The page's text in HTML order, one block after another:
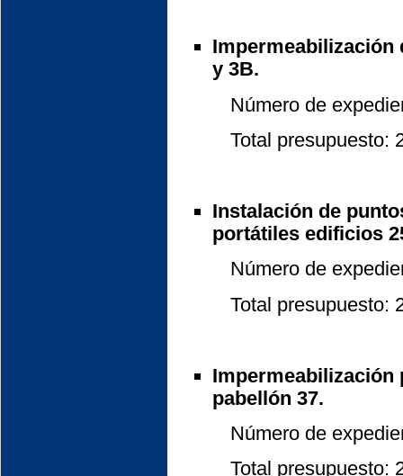
Impermeabilización
y 3B.
Número de
Total presupuesto:
Instalación de
portátiles edificios
Número de
Total presupuesto:
Impermeabilización
pabellón 37.
Número de
Total presupuesto: